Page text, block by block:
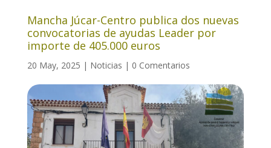
Mancha Júcar-Centro publica dos nuevas
convocatorias de ayudas Leader por
importe de 405.000 euros
20 May, 2025 | Noticias | 0 Comentarios